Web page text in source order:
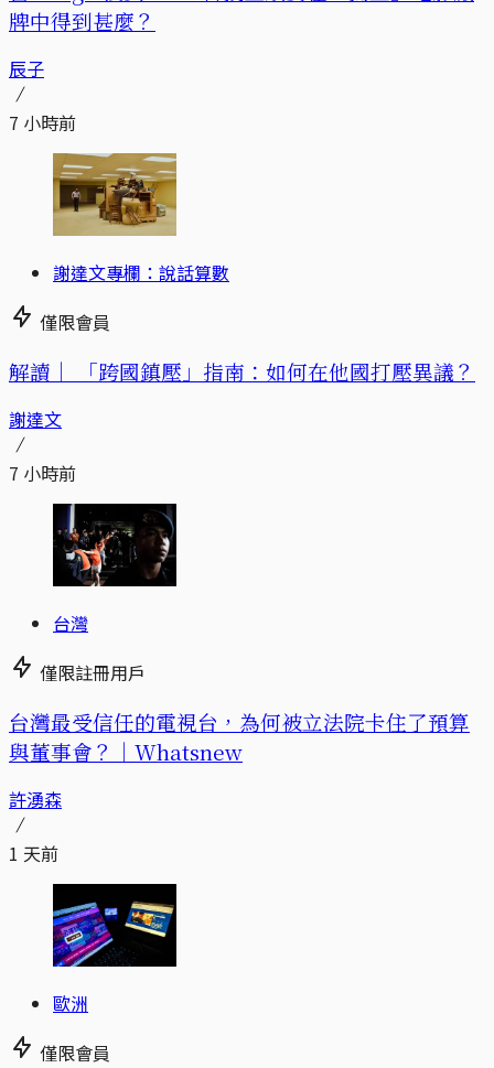
牌中得到甚麼？
辰子
7 小時前
謝達文專欄：說話算數
僅限會員
解讀｜ 「跨國鎮壓」指南：如何在他國打壓異議？
謝達文
7 小時前
台灣
僅限註冊用戶
台灣最受信任的電視台，為何被立法院卡住了預算
與董事會？｜Whatsnew
許湧森
1 天前
歐洲
僅限會員